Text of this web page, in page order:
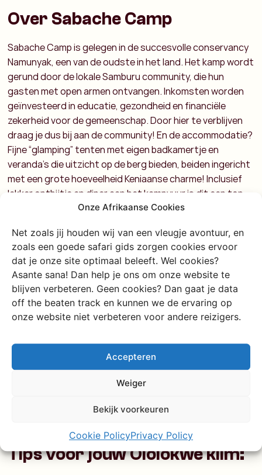
Onze Afrikaanse Cookies
Net zoals jij houden wij van een vleugje avontuur, en
zoals een goede safari gids zorgen cookies ervoor
dat je onze site optimaal beleeft. Wel cookies?
Asante sana! Dan help je ons om onze website te
blijven verbeteren. Geen cookies? Dan gaat je data
off the beaten track en kunnen we de ervaring op
onze website niet verbeteren voor andere reizigers.
Accepteren
Weiger
Bekijk voorkeuren
Cookie PolicyPrivacy Policy
Over Sabache Camp
Sabache Camp is gelegen in de succesvolle conservancy
Namunyak, een van de oudste in het land. Het kamp wordt
gerund door de lokale Samburu community, die hun
gasten met open armen ontvangen. Inkomsten worden
geïnvesteerd in educatie, gezondheid en financiële
zekerheid voor de gemeenschap. Door hier te verblijven
draag je dus bij aan de community! En de accommodatie?
Fijne “glamping” tenten met eigen badkamertje en
veranda’s die uitzicht op de berg bieden, beiden ingericht
met een grote hoeveelheid Keniaanse charme! Inclusief
lekker ontbijtje en diner aan het kampvuur is dit een top
plekkie om bij te komen van je kampeeravontuur op
Tips voor jouw Ololokwe klim: